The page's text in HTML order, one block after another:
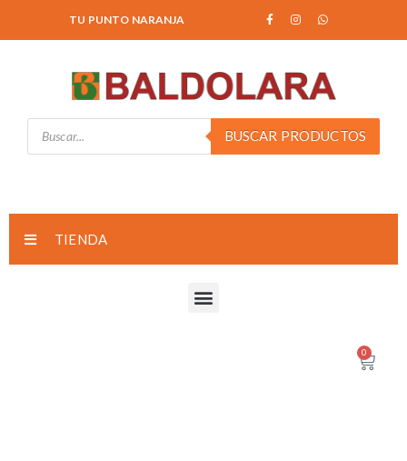
TU PUNTO NARANJA
BUSCAR PRODUCTOS
TIENDA
0